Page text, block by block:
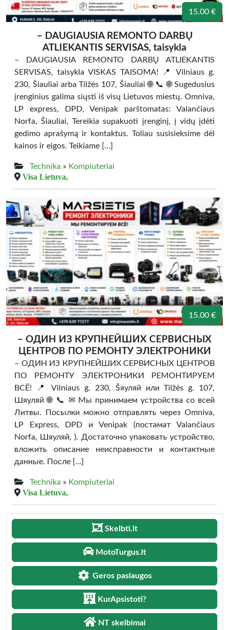
15.00 €
– DAUGIAUSIA REMONTO DARBŲ
ATLIEKANTIS SERVISAS, taisykla
– DAUGIAUSIA REMONTO DARBŲ ATLIEKANTIS
SERVISAS, taisykla VISKAS TAISOMA! 📍 Vilniaus g.
230, Šiauliai arba Tilžės 107, Šiauliai 🌐 📞 🌐 Sugedusius
įrenginius galima siųsti iš visų Lietuvos miestų. Omniva,
LP express, DPD, Venipak parštomatas: Valančiaus
Norfa, Šiauliai, Tereikia supakuoti įrenginį, į vidų įdėti
gedimo aprašymą ir kontaktus. Toliau susisieksime dėl
kainos ir eigos. Teikiame […]
Technika » Kompiuteriai
Visa Lietuva,
15.00 €
– ОДИН ИЗ КРУПНЕЙШИХ СЕРВИСНЫХ
ЦЕНТРОВ ПО РЕМОНТУ ЭЛЕКТРОНИКИ
– ОДИН ИЗ КРУПНЕЙШИХ СЕРВИСНЫХ ЦЕНТРОВ
ПО РЕМОНТУ ЭЛЕКТРОНИКИ РЕМОНТИРУЕМ
ВСЁ! 📍 Vilniaus g. 230, Šяуляй или Tilžės g. 107,
Шяуляй 🌐 📞 ✉ Мы принимаем устройства со всей
Литвы. Посылки можно отправлять через Omniva,
LP Express, DPD и Venipak (постамат Valančiaus
Norfa, Шяуляй, ). Достаточно упаковать устройство,
вложить описание неисправности и контактные
данные. После […]
Technika » Kompiuteriai
Visa Lietuva,
Skelbti.lt
MotoTurgus.lt
Geros paslaugos
KurApsistoti?
NT skelbimai